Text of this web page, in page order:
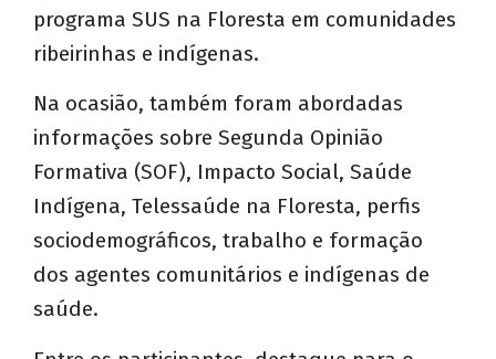
programa SUS na Floresta em comunidades
ribeirinhas e indígenas.
Na ocasião, também foram abordadas
informações sobre Segunda Opinião
Formativa (SOF), Impacto Social, Saúde
Indígena, Telessaúde na Floresta, perfis
sociodemográficos, trabalho e formação
dos agentes comunitários e indígenas de
saúde.